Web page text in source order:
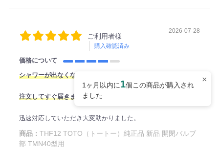
×
1ヶ月以内に1個この商品が購入され
ました
ご利用者様
購入確認済み
2026-07-28
価格について
シャワーが出なくなり、
注文してすぐ届きました。
迅速対応していただき大変助かりました。
商品： THF12 TOTO（トートー）純正品 新品 開閉バルブ
部 TMN40型用